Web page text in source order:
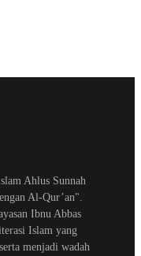
Ahlus Sunnah
Al-Qur’an".
Ibnu Abbas
Islam yang
menjadi wadah